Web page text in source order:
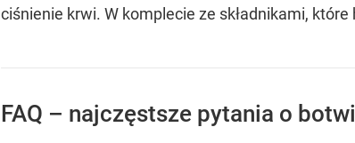
ciśnienie krwi. W komplecie ze składnikami,
FAQ – najczęstsze pytania o